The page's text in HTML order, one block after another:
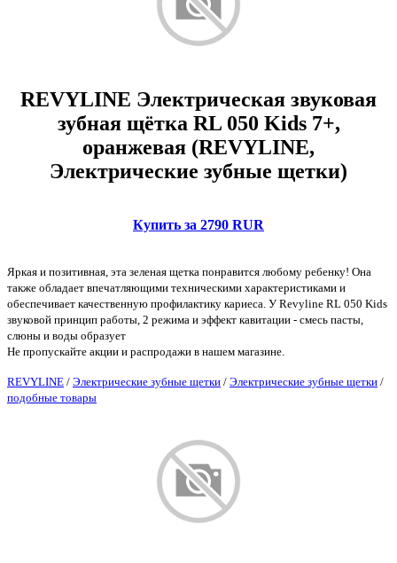
REVYLINE Электрическая звуковая
зубная щётка RL 050 Kids 7+,
оранжевая (REVYLINE,
Электрические зубные щетки)
Купить за 2790 RUR
Яркая и позитивная, эта зеленая щетка понравится любому ребенку! Она
также обладает впечатляющими техническими характеристиками и
обеспечивает качественную профилактику кариеса. У Revyline RL 050 Kids
звуковой принцип работы, 2 режима и эффект кавитации - смесь пасты,
слюны и воды образует
Не пропускайте акции и распродажи в нашем магазине.
REVYLINE / Электрические зубные щетки / Электрические зубные щетки /
подобные товары